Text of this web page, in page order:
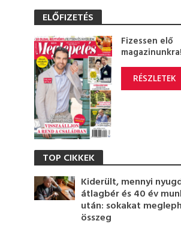
ELŐFIZETÉS
Fizessen elő
magazinunkra!
RÉSZLETEK
TOP CIKKEK
Kiderült, mennyi
átlagbér és 40 év
után: sokakat
összeg